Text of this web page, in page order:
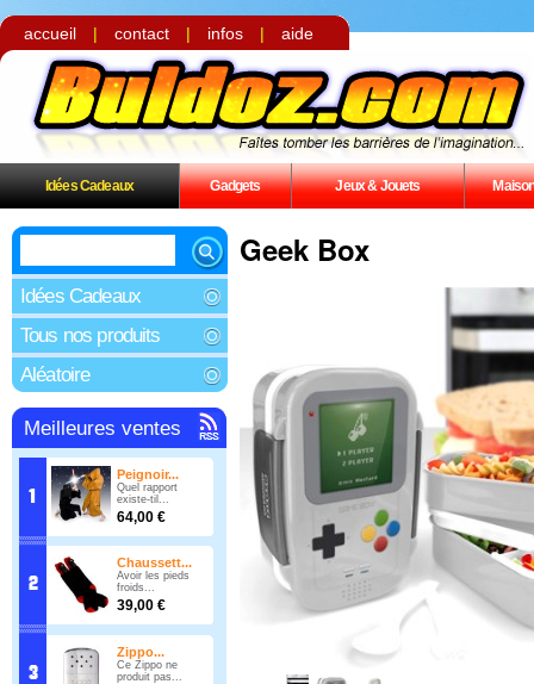
accueil | contact | infos | aide
Idées Cadeaux Gadgets Jeux & Jouets
Idées Cadeaux
Tous nos produits
Aléatoire
Meilleures ventes
Peignoir...
Quel rapport
existe-til...
64,00 €
Chaussett...
Avoir les pieds
froids...
39,00 €
Zippo...
Ce Zippo ne
produit pas...
Geek Box